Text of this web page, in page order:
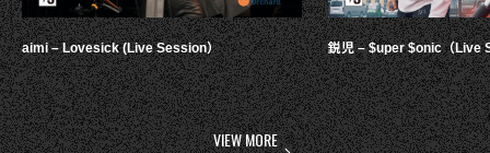
aimi – Lovesick (Live Session） 鋭児 – $uper $onic（Live
VIEW MORE